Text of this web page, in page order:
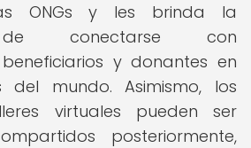
ONGs y les brinda la
de conectarse con
y donantes en
del mundo. Asimismo, los
virtuales pueden ser
posteriormente,